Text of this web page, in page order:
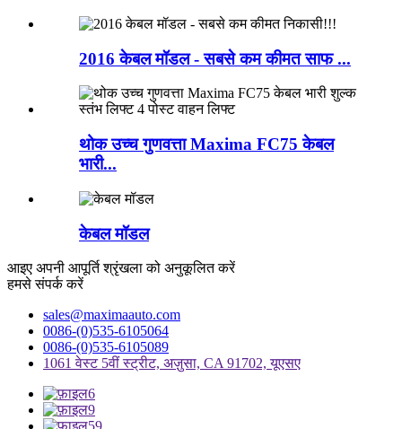
2016 केबल मॉडल - सबसे कम कीमत साफ ...
थोक उच्च गुणवत्ता Maxima FC75 केबल
भारी...
केबल मॉडल
आइए अपनी आपूर्ति श्रृंखला को अनुकूलित करें
हमसे संपर्क करें
sales@maximaauto.com
0086-(0)535-6105064
0086-(0)535-6105089
1061 वेस्ट 5वीं स्ट्रीट, अज़ुसा, CA 91702, यूएसए